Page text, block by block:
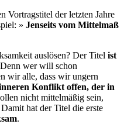
Vortragstitel der letzten Jahre
» Jenseits vom Mittelmaß
auslösen? Der Titel ist
wer will schon
wir alle, dass wir ungern
Konflikt offen, der in
nicht mittelmäßig sein,
hat der Titel die erste
.